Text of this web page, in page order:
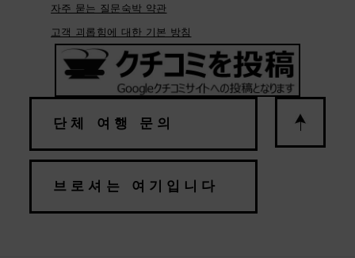
자주 묻는 질문 숙박 약관
고객 괴롭힘에 대한 기본 방침
단체 여행 문의
브로셔는 여기입니다